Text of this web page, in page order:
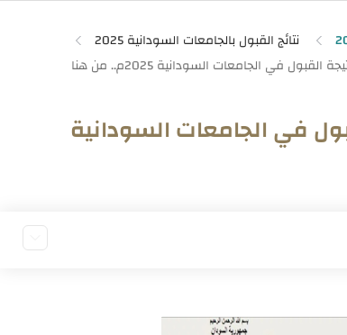
نتائج القبول بالجامعات السودانية 2025
في الجامعات السودانية